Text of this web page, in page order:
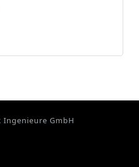
Ingenieure GmbH